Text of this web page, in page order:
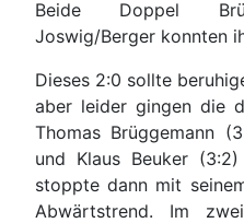
Beide Doppel
Joswig/Berger konnten
Dieses 2:0 sollte
aber leider gingen die
Thomas Brüggemann
und Klaus Beuker
stoppte dann mit
Abwärtstrend. Im